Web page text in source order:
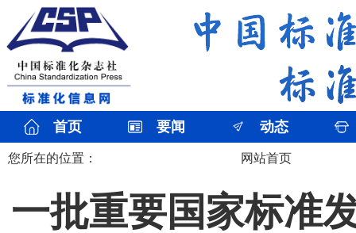
首页 要闻 动态
您所在的位置： 网站首页
一批重要国家标准